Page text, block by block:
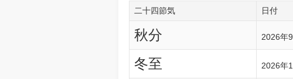
二十四節気 日付
秋分 2026年
冬至
2026年